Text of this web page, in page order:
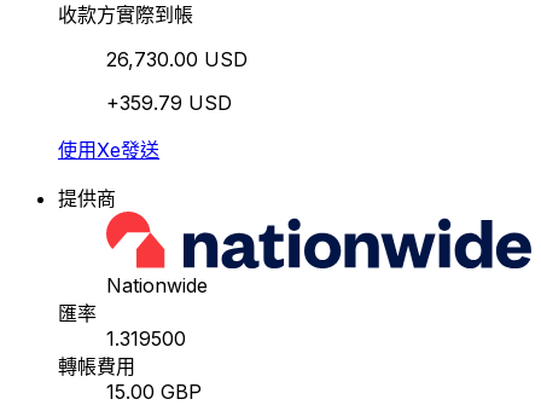
收款方實際到帳
26,730.00 USD
+359.79 USD
使用Xe發送
提供商
Nationwide
匯率
1.319500
轉帳費用
15.00 GBP